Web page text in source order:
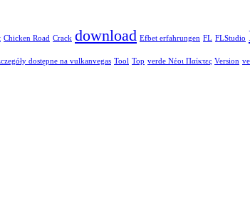
Chicken Road Crack download Efbet erfahrungen FL FLStudio
dostępne na vulkanvegas Tool Top verde Νέοι Παίκτες Version